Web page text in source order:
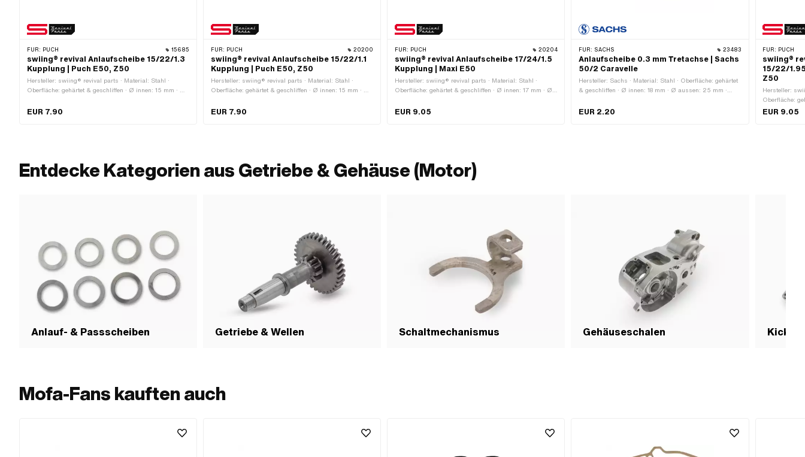
FÜR: PUCH 15685
swiing® revival Anlaufscheibe 15/22/1.3
Kupplung | Puch E50, Z50
Hersteller: swiing® revival parts · Material: Stahl ·
Oberfläche: gehärtet & geschliffen · Ø innen: 15 mm · Ø
EUR 7.90
FÜR: PUCH 20200
swiing® revival Anlaufscheibe 15/22/1.1
Kupplung | Puch E50, Z50
Hersteller: swiing® revival parts · Material: Stahl ·
Oberfläche: gehärtet & geschliffen · Ø innen: 15 mm · Ø
EUR 7.90
FÜR: PUCH 20204
swiing® revival Anlaufscheibe 17/24/1.5
Kupplung | Maxi E50
Hersteller: swiing® revival parts · Material: Stahl ·
Oberfläche: gehärtet & geschliffen · Ø innen: 17 mm · Ø
EUR 9.05
FÜR: SACHS 23483
Anlaufscheibe 0.3 mm Tretachse | Sachs
50/2 Caravelle
Hersteller: Sachs · Material: Stahl · Oberfläche: gehärtet
& geschliffen · Ø innen: 18 mm · Ø aussen: 25 mm ·
EUR 2.20
FÜR: PUCH
swiing®
15/22/
Z50
Hersteller:
Oberfläche:
innen: 15 mm
EUR 9.05
Entdecke Kategorien aus Getriebe & Gehäuse (Motor)
Anlauf- & Passscheiben Getriebe & Wellen Schaltmechanismus Gehäuseschalen Kick-
Mofa-Fans kauften auch